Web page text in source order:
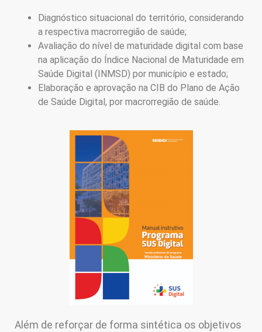
Diagnóstico situacional do território, considerando
a respectiva macrorregião de saúde;
Avaliação do nível de maturidade digital com base
na aplicação do Índice Nacional de Maturidade em
Saúde Digital (INMSD) por município e estado;
Elaboração e aprovação na CIB do Plano de Ação
de Saúde Digital, por macrorregião de saúde.
Além de reforçar de forma sintética os objetivos